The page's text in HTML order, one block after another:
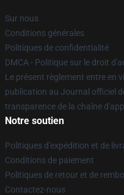
Sur nous
Conditions générales
Politiques de confidentialité
DMCA - Politique sur le droit
Le présent règlement entre en
publication au Journal officiel
transparence de la chaîne
Notre soutien
Politiques d'expédition et de
Conditions de paiement
Politiques de retour et de
Contactez-nous